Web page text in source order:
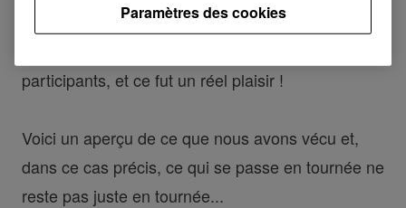
La tournée est passée par 14 pays, a compris 93
participants, et ce fut un réel plaisir !
Voici un aperçu de ce que nous avons vécu et,
dans ce cas précis, ce qui se passe en tournée ne
reste pas juste en tournée...
Paramètres des cookies